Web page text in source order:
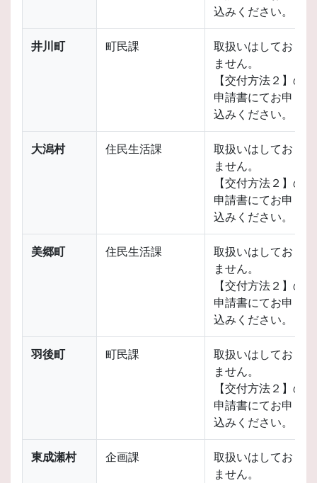
込みください。
井川町 町民課
取扱いはしており
ません。
【交付方法２】の
申請書にてお申し
込みください。
大潟村 住民生活課
取扱いはしており
ません。
【交付方法２】の
申請書にてお申し
込みください。
美郷町 住民生活課
取扱いはしており
ません。
【交付方法２】の
申請書にてお申し
込みください。
羽後町 町民課
取扱いはしており
ません。
【交付方法２】の
申請書にてお申し
込みください。
東成瀬村 企画課
取扱いはしており
ません。